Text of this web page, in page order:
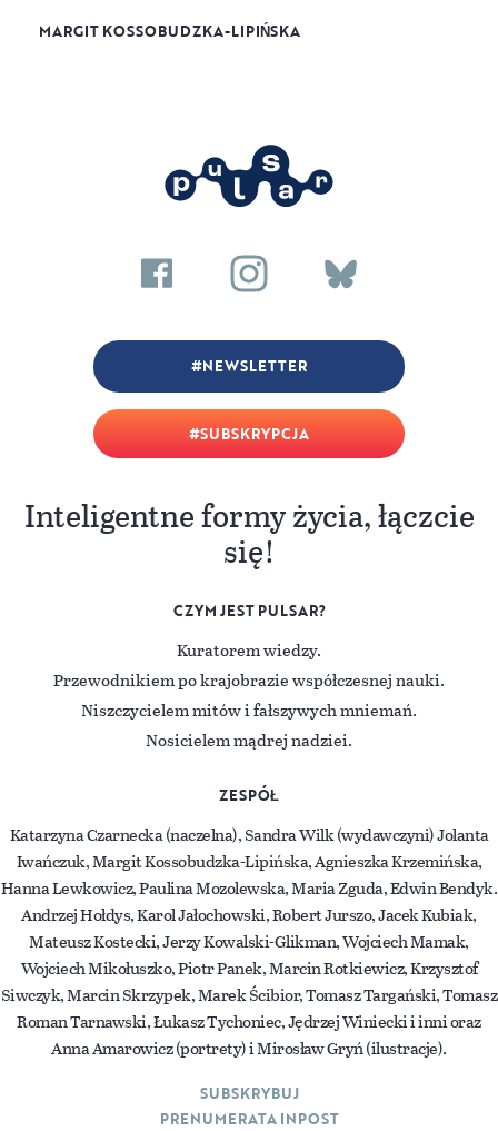
MARGIT KOSSOBUDZKA-LIPIŃSKA
SUBSKRYPCJA
NEWSLETTER
Inteligentne formy życia, łączcie
się!
CZYM JEST PULSAR?
Kuratorem wiedzy.
Przewodnikiem po krajobrazie współczesnej nauki.
Niszczycielem mitów i fałszywych mniemań.
Nosicielem mądrej nadziei.
ZESPÓŁ
Katarzyna Czarnecka (naczelna), Sandra Wilk (wydawczyni) Jolanta
Iwańczuk, Margit Kossobudzka-Lipińska, Agnieszka Krzemińska,
Hanna Lewkowicz, Paulina Mozolewska, Maria Zguda, Edwin Bendyk.
Andrzej Hołdys, Karol Jałochowski, Robert Jurszo, Jacek Kubiak,
Mateusz Kostecki, Jerzy Kowalski-Glikman, Wojciech Mamak,
Wojciech Mikołuszko, Piotr Panek, Marcin Rotkiewicz, Krzysztof
Siwczyk, Marcin Skrzypek, Marek Ścibior, Tomasz Targański, Tomasz
Roman Tarnawski, Łukasz Tychoniec, Jędrzej Winiecki i inni oraz
Anna Amarowicz (portrety) i Mirosław Gryń (ilustracje).
SUBSKRYBUJ
PRENUMERATA INPOST